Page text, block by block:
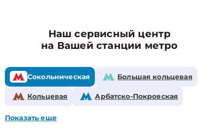
Наш сервисный центр
на Вашей станции метро
Сокольническая Большая кольцевая
Кольцевая Арбатско-Покровская
Показать еще